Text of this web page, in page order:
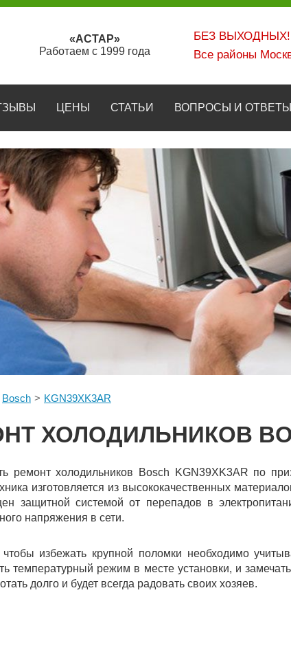
«АСТАР»
Работаем с 1999 года
БЕЗ ВЫХОДНЫХ!
Все районы
ЦЕНЫ СТАТЬИ ВОПРОСЫ И ОТВЕТЫ
Bosch KGN39XK3AR
ХОЛОДИЛЬНИКОВ
ремонт холодильников Bosch KGN39XK3AR по
изготовляется из высококачественных
защитной системой от перепадов в
напряжения в сети.
избежать крупной поломки необходимо
температурный режим в месте установки, и
долго и будет всегда радовать своих хозяев.